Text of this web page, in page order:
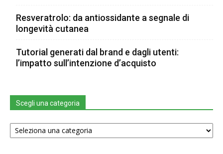
Resveratrolo: da antiossidante a segnale di
longevità cutanea
Tutorial generati dal brand e dagli utenti:
l’impatto sull’intenzione d’acquisto
Scegli una categoria
Scegli
una